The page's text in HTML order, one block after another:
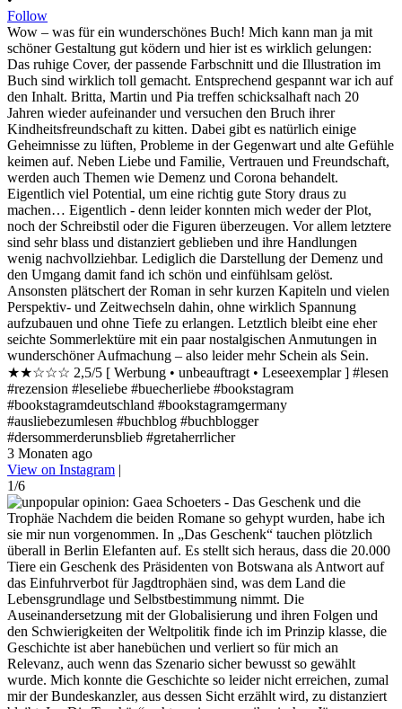
Follow
Wow – was für ein wunderschönes Buch! Mich kann man ja mit
schöner Gestaltung gut ködern und hier ist es wirklich gelungen:
Das ruhige Cover, der passende Farbschnitt und die Illustration im
Buch sind wirklich toll gemacht. Entsprechend gespannt war ich auf
den Inhalt. Britta, Martin und Pia treffen schicksalhaft nach 20
Jahren wieder aufeinander und versuchen den Bruch ihrer
Kindheitsfreundschaft zu kitten. Dabei gibt es natürlich einige
Geheimnisse zu lüften, Probleme in der Gegenwart und alte Gefühle
keimen auf. Neben Liebe und Familie, Vertrauen und Freundschaft,
werden auch Themen wie Demenz und Corona behandelt.
Eigentlich viel Potential, um eine richtig gute Story draus zu
machen… Eigentlich - denn leider konnten mich weder der Plot,
noch der Schreibstil oder die Figuren überzeugen. Vor allem letztere
sind sehr blass und distanziert geblieben und ihre Handlungen
wenig nachvollziehbar. Lediglich die Darstellung der Demenz und
den Umgang damit fand ich schön und einfühlsam gelöst.
Ansonsten plätschert der Roman in sehr kurzen Kapiteln und vielen
Perspektiv- und Zeitwechseln dahin, ohne wirklich Spannung
aufzubauen und ohne Tiefe zu erlangen. Letztlich bleibt eine eher
seichte Sommerlektüre mit ein paar nostalgischen Anmutungen in
wunderschöner Aufmachung – also leider mehr Schein als Sein.
★★☆☆☆ 2,5/5 [ Werbung • unbeauftragt • Leseexemplar ] #lesen
#rezension #leseliebe #buecherliebe #bookstagram
#bookstagramdeutschland #bookstagramgermany
#ausliebezumlesen #buchblog #buchblogger
#dersommerderunsblieb #gretaherrlicher
3 Monaten ago
View on Instagram |
1/6